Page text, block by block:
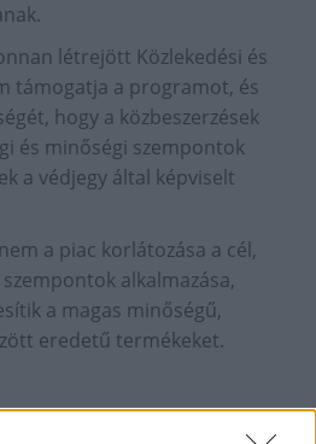
létrejött Közlekedési és
támogatja a programot, és
hogy a közbeszerzések
és minőségi szempontok
a védjegy által képviselt
a piac korlátozása a cél,
alkalmazása,
a magas minőségű,
eredetű termékeket.